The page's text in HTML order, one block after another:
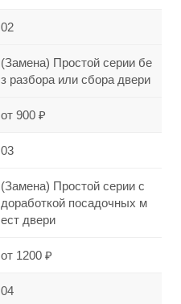
02
(Замена) Простой серии бе
з разбора или сбора двери
от 900 ₽
03
(Замена) Простой серии с
доработкой посадочных м
ест двери
от 1200 ₽
04